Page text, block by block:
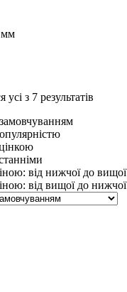
мм
з 7 результатів
від нижчої до вищої
від вищої до нижчої